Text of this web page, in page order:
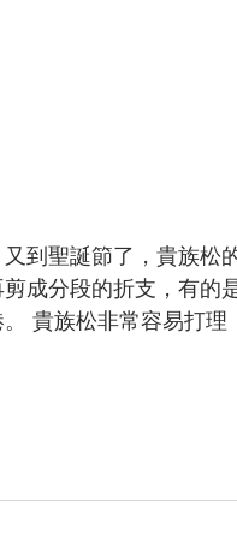
到聖誕節了，貴族松
成分段的折支，有的
貴族松非常容易打